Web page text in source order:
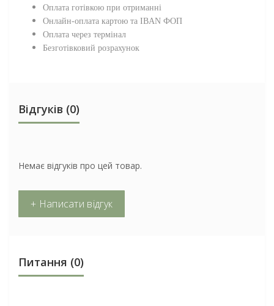
Оплата готівкою при отриманні
Онлайн-оплата картою та IBAN ФОП
Оплата через термінал
Безготівковий розрахунок
Відгуків (0)
Немає відгуків про цей товар.
+ Написати відгук
Питання (0)